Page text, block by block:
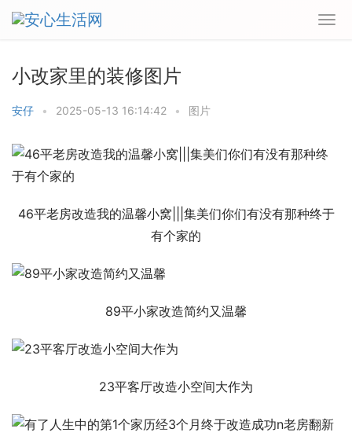
小改家里的装修图片
安仔 • 2025-05-13 16:14:42 • 图片
46平老房改造我的温馨小窝|||集美们你们有没有那种终于
有个家的
89平小家改造简约又温馨
23平客厅改造小空间大作为